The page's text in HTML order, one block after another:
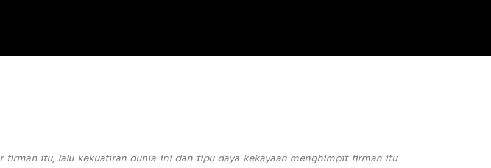
firman itu, lalu kekuatiran dunia ini dan tipu daya kekayaan menghimpit firman itu